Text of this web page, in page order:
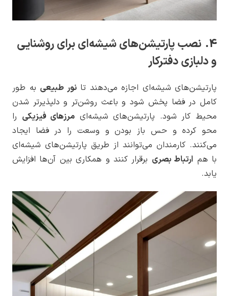
4. نصب پارتیشن‌های شیشه‌ای برای روشنایی
و دلبازی دفترکار
پارتیشن‌های شیشه‌ای اجازه می‌دهند تانور طبیعی به طور
کامل در فضا پخش شود و باعث روشن‌تر و دلپذیرتر شدن
محیط کار شود. پارتیشن‌های شیشه‌ای مرزهای فیزیکی را
محو کرده و حس باز بودن و وسعت را در فضا ایجاد
می‌کنند. کارمندان می‌توانند از طریق پارتیشن‌های شیشه‌ای
با هم ارتباط بصری برقرار کنند و همکاری بین آن‌ها افزایش
یابد.